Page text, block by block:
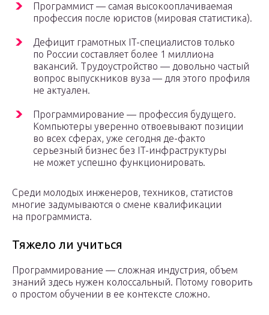
Программист — самая высокооплачиваемая
профессия после юристов (мировая статистика).
Дефицит грамотных IT-специалистов только
по России составляет более 1 миллиона
вакансий. Трудоустройство — довольно частый
вопрос выпускников вуза — для этого профиля
не актуален.
Программирование — профессия будущего.
Компьютеры уверенно отвоевывают позиции
во всех сферах, уже сегодня де-факто
серьезный бизнес без IT-инфраструктуры
не может успешно функционировать.
Среди молодых инженеров, техников, статистов
многие задумываются о смене квалификации
на программиста.
Тяжело ли учиться
Программирование — сложная индустрия, объем
знаний здесь нужен колоссальный. Потому говорить
о простом обучении в ее контексте сложно.